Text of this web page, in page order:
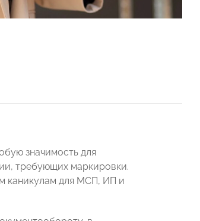
значимость для
требующих маркировки.
каникулам для МСП, ИП и